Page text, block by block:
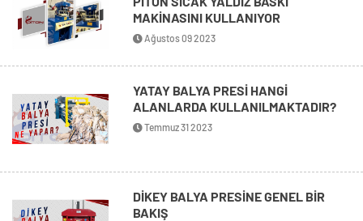
MAKİNASINI KULLANIYOR
Ağustos 09 2023
YATAY BALYA PRESİ HANGİ
ALANLARDA KULLANILMAKTADIR?
Temmuz 31 2023
DİKEY BALYA PRESİNE GENEL BİR
BAKIŞ